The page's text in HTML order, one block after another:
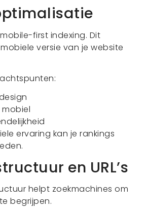
first indexing. Dit
versie van je website
mobiel
ervaring kan je rankings
en URL’s
helpt zoekmachines om
begrijpen.